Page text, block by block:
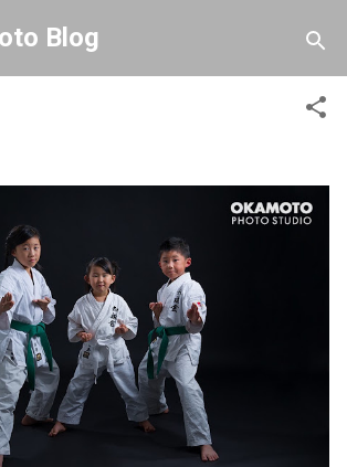
プしてメイン コンテンツに移動
Blog